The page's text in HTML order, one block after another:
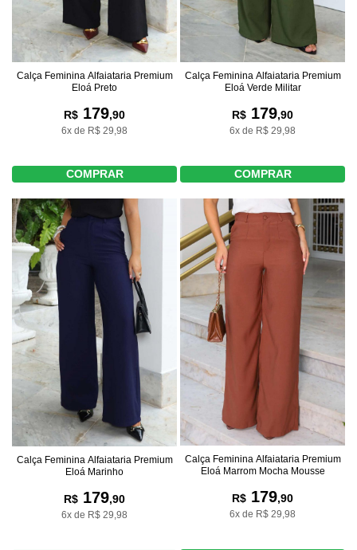
Calça Feminina Alfaiataria Premium
Eloá Preto
R$ 179,90
6x de R$ 29,98
COMPRAR
Calça Feminina Alfaiataria Premium
Eloá Verde Militar
R$ 179,90
6x de R$ 29,98
COMPRAR
Calça Feminina Alfaiataria Premium
Eloá Marinho
R$ 179,90
6x de R$ 29,98
Calça Feminina Alfaiataria Premium
Eloá Marrom Mocha Mousse
R$ 179,90
6x de R$ 29,98